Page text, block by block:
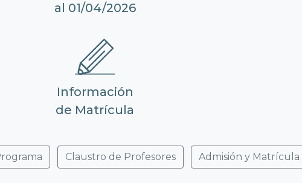
al 01/04/2026
Información
de Matrícula
Claustro de Profesores Admisión y Matrícula